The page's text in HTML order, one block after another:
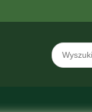
Search
for: